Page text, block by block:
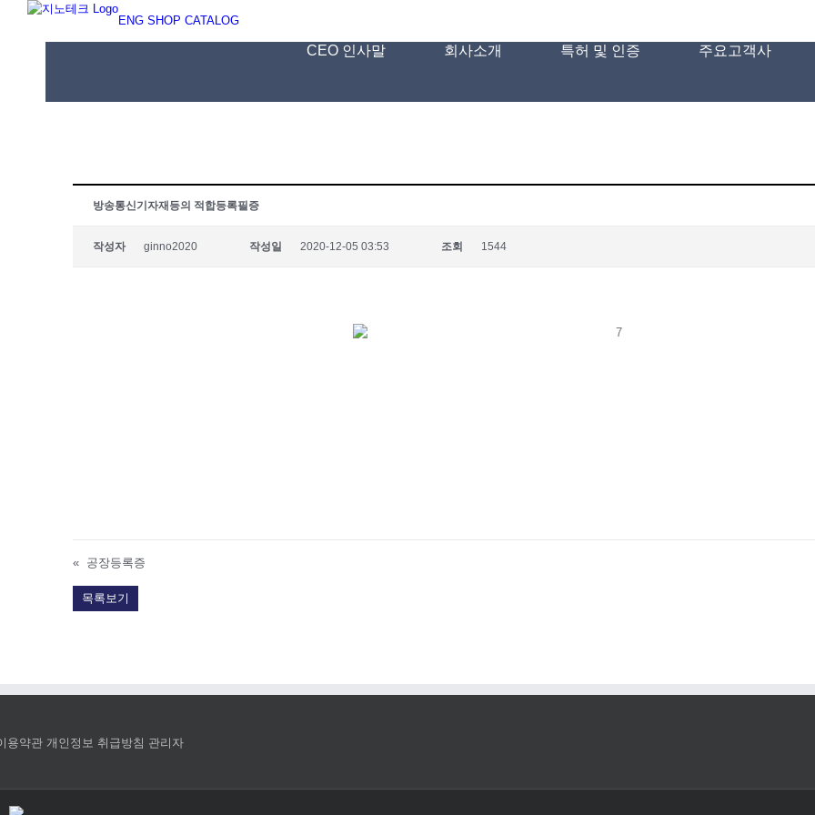
ENG SHOP CATALOG
CEO 인사말 회사소개 특허 및 인증 주요고객사
방송통신기자재등의 적합등록필증
작성자 ginno2020 작성일 2020-12-05 03:53 조회 1544
« 공장등록증
목록보기
용약관 개인정보 취급방침 관리자